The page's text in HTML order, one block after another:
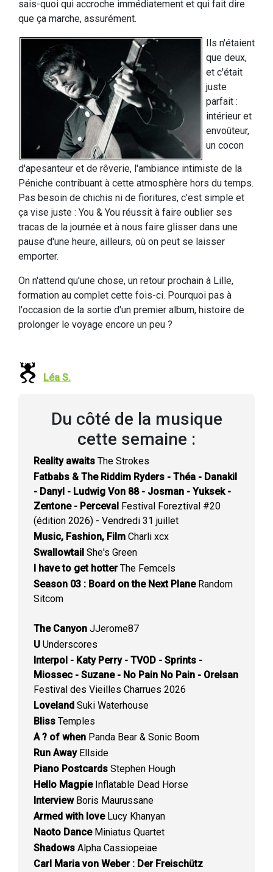
sais-quoi qui accroche immédiatement et qui fait dire
que ça marche, assurément.
Ils n'étaient
que deux,
et c'était
juste
parfait :
intérieur et
envoûteur,
un cocon
d'apesanteur et de rêverie, l'ambiance intimiste de la
Péniche contribuant à cette atmosphère hors du temps.
Pas besoin de chichis ni de fioritures, c'est simple et
ça vise juste : You & You réussit à faire oublier ses
tracas de la journée et à nous faire glisser dans une
pause d'une heure, ailleurs, où on peut se laisser
emporter.
On n'attend qu'une chose, un retour prochain à Lille,
formation au complet cette fois-ci. Pourquoi pas à
l'occasion de la sortie d'un premier album, histoire de
prolonger le voyage encore un peu ?
Léa S.
Du côté de la musique
cette semaine :
Reality awaits The Strokes
Fatbabs & The Riddim Ryders - Théa - Danakil
- Danyl - Ludwig Von 88 - Josman - Yuksek -
Zentone - Perceval Festival Foreztival #20
(édition 2026) - Vendredi 31 juillet
Music, Fashion, Film Charli xcx
Swallowtail She's Green
I have to get hotterThe Femcels
Season 03 : Board on the Next PlaneRandom
Sitcom
The Canyon JJerome87
U Underscores
Interpol - Katy Perry - TVOD - Sprints -
Miossec - Suzane - No Pain No Pain - Orelsan
Festival des Vieilles Charrues 2026
Loveland Suki Waterhouse
Bliss Temples
A ? of when Panda Bear & Sonic Boom
Run AwayEllside
Piano Postcards Stephen Hough
Hello MagpieInflatable Dead Horse
InterviewBoris Maurussane
Armed with loveLucy Khanyan
Naoto DanceMiniatus Quartet
Shadows Alpha Cassiopeiae
Carl Maria von Weber : Der Freischütz